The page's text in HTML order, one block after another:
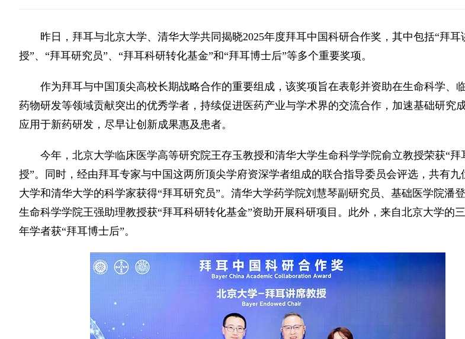
昨日，拜耳与北京大学、清华大学共同揭晓2025年度拜耳中国科研合作奖，其中包括“拜耳
授”、“拜耳研究员”、“拜耳科研转化基金”和“拜耳博士后”等多个重要奖项。
作为拜耳与中国顶尖高校长期战略合作的重要组成，该奖项旨在表彰并资助在生命科学、
药物研发等领域贡献突出的优秀学者，持续促进医药产业与学术界的交流合作，加速基础研究
应用于新药研发，尽早让创新成果惠及患者。
今年，北京大学临床医学高等研究院王存玉教授和清华大学生命科学学院俞立教授荣获“拜
授”。同时，经由拜耳专家与中国这两所顶尖学府资深学者组成的联合指导委员会评选，共有九
大学和清华大学的科学家获得“拜耳研究员”。清华大学药学院刘慧琴副研究员、基础医学院潘登
生命科学学院王强助理教授获“拜耳科研转化基金”资助开展科研项目。此外，来自北京大学的
年学者获“拜耳博士后”。